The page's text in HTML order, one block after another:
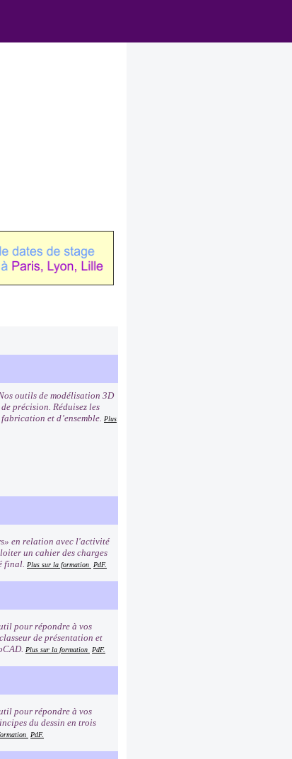
outils de modélisation 3D
précision. Réduisez les
et d’ensemble. Plus
en relation avec l'activité
un cahier des charges
final. Plus sur la formation PdF.
pour répondre à vos
de présentation et
Plus sur la formation PdF.
pour répondre à vos
du dessin en trois
PdF.